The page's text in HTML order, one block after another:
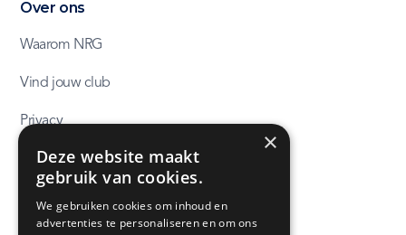
Over ons
Waarom NRG
Vind jouw club
Privacy
Algemene voorwaarden
Contact
×
Deze website maakt
gebruik van cookies.
We gebruiken cookies om inhoud en
advertenties te personaliseren en om ons